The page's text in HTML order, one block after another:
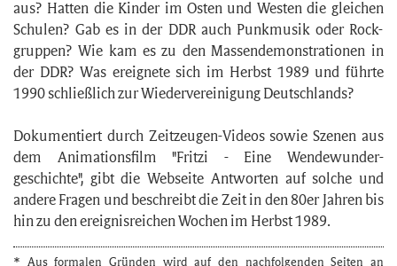
aus? Hatten die Kinder im Osten und Westen die gleichen
Schulen? Gab es in der DDR auch Punk­musik oder Rock­
gruppen? Wie kam es zu den Massen­demonstrationen in
der DDR? Was ereignete sich im Herbst 1989 und führte
1990 schließlich zur Wieder­vereinigung Deutsch­lands?
Dokumentiert durch Zeitzeugen-Videos sowie Szenen aus
dem Animations­film "Fritzi - Eine Wende­wunder­
geschichte", gibt die Webseite Antworten auf solche und
andere Fragen und beschreibt die Zeit in den 80er Jahren bis
hin zu den ereignis­reichen Wochen im Herbst 1989.
Aus formalen Gründen wird auf den nachfolgenden Seiten an